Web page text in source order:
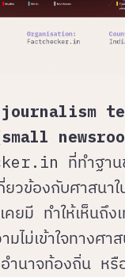
ที่ทำฐานข้
วข้องกับศาสนา
คยมี ทำให้เห็นถึง
มไม่เข้าใจทางศ
นาจท้องถิ่น หรื